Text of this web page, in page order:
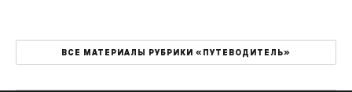
ВСЕ МАТЕРИАЛЫ РУБРИКИ «ПУТЕВОДИТЕЛЬ»